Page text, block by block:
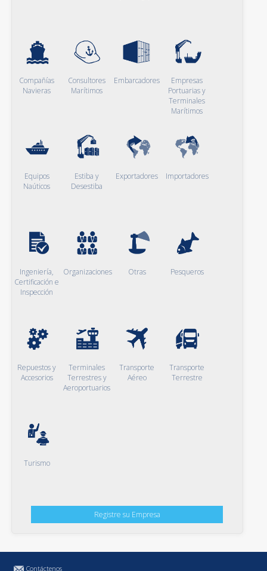
Compañías
Navieras
Consultores
Marítimos
Embarcadores
Empresas
Portuarias y
Terminales
Marítimos
Equipos
Naúticos
Estiba y
Desestiba
Exportadores Importadores
Ingeniería,
Certificación e
Inspección
Organizaciones Otras Pesqueros
Repuestos y
Accesorios
Terminales
Terrestres y
Aeroportuarios
Transporte
Aéreo
Transporte
Terrestre
Turismo
Registre su Empresa
Contáctenos